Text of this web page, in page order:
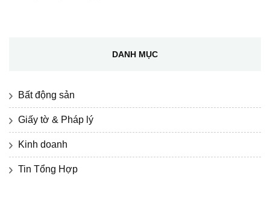
DANH MỤC
Bất động sản
Giấy tờ & Pháp lý
Kinh doanh
Tin Tổng Hợp